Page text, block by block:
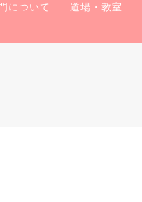
について
道場・教室